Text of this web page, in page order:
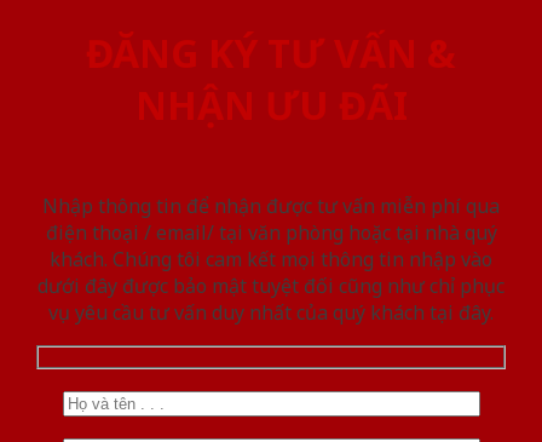
ĐĂNG KÝ TƯ VẤN &
NHẬN ƯU ĐÃI
Nhập thông tin để nhận được tư vấn miễn phí qua
điện thoại / email/ tại văn phòng hoặc tại nhà quý
khách. Chúng tôi cam kết mọi thông tin nhập vào
dưới đây được bảo mật tuyệt đối cũng như chỉ phục
vụ yêu cầu tư vấn duy nhất của quý khách tại đây.